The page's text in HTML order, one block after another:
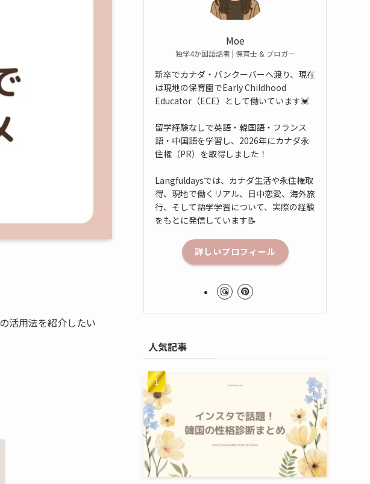
活用法を紹介したい
Moe
独学4か国語話者 | 保育士 & ブロガー
新卒でカナダ・バンクーバーへ渡り、現在
は現地の保育園でEarly Childhood
Educator（ECE）として働いています💓
留学経験なしで英語・韓国語・フランス
語・中国語を学習し、2026年にカナダ永
住権（PR）を取得しました！
Langfuldaysでは、カナダ生活や永住権取
得、現地で働くリアル、日中恋愛、海外旅
行、そして語学学習について、実際の経験
をもとに発信しています📝
詳しいプロフィール
人気記事